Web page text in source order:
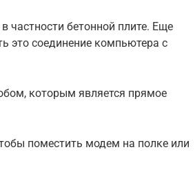
частности бетонной плите. Еще
это соединение компьютера с
которым является прямое
поместить модем на полке или